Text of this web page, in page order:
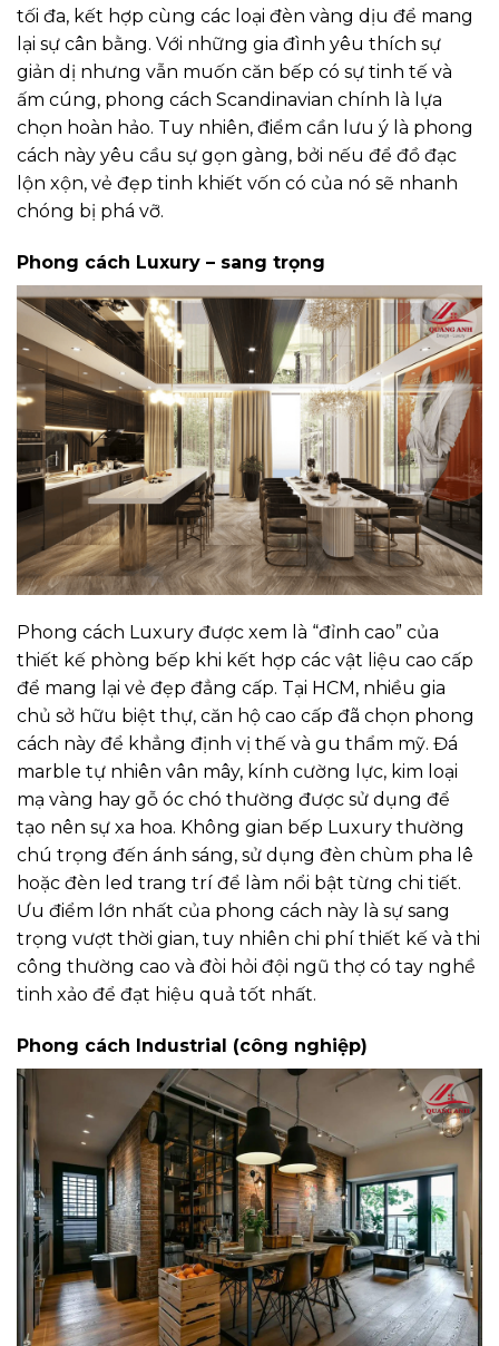
tối đa, kết hợp cùng các loại đèn vàng dịu để mang
lại sự cân bằng. Với những gia đình yêu thích sự
giản dị nhưng vẫn muốn căn bếp có sự tinh tế và
ấm cúng, phong cách Scandinavian chính là lựa
chọn hoàn hảo. Tuy nhiên, điểm cần lưu ý là phong
cách này yêu cầu sự gọn gàng, bởi nếu để đồ đạc
lộn xộn, vẻ đẹp tinh khiết vốn có của nó sẽ nhanh
chóng bị phá vỡ.
Phong cách Luxury – sang trọng
Phong cách Luxury được xem là “đỉnh cao” của
thiết kế phòng bếp khi kết hợp các vật liệu cao cấp
để mang lại vẻ đẹp đẳng cấp. Tại HCM, nhiều gia
chủ sở hữu biệt thự, căn hộ cao cấp đã chọn phong
cách này để khẳng định vị thế và gu thẩm mỹ. Đá
marble tự nhiên vân mây, kính cường lực, kim loại
mạ vàng hay gỗ óc chó thường được sử dụng để
tạo nên sự xa hoa. Không gian bếp Luxury thường
chú trọng đến ánh sáng, sử dụng đèn chùm pha lê
hoặc đèn led trang trí để làm nổi bật từng chi tiết.
Ưu điểm lớn nhất của phong cách này là sự sang
trọng vượt thời gian, tuy nhiên chi phí thiết kế và thi
công thường cao và đòi hỏi đội ngũ thợ có tay nghề
tinh xảo để đạt hiệu quả tốt nhất.
Phong cách Industrial (công nghiệp)